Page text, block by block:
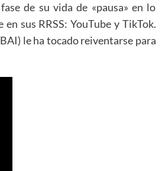
de su vida de «pausa» en lo
sus RRSS: YouTube y TikTok.
le ha tocado reiventarse para